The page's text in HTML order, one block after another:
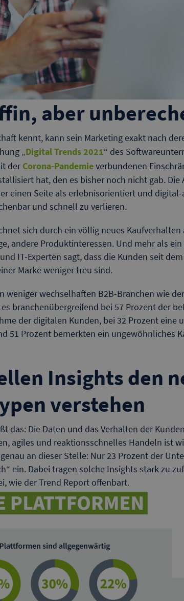
aber
kennt, kann sein Marketing exakt nach
„Digital Trends 2021“ des
der Corona-Pandemieverbundenen
hat, den es bisher noch nicht gab. Die
einen Seite als erlebnisorientiert und
und schnell zu verlieren.
sich durch ein völlig neues Kaufverhalten
andere Produktinteressen. Und mehr als
IT-Experten sagt, dass die Kunden seit
Marke weniger treu sind.
weniger wechselhaften B2B-Branchen wie
branchenübergreifend bei 57 Prozent der
der digitalen Kunden, bei 32 Prozent eine
51 Prozent bemerkten ein ungewöhnliches
Insights den
verstehen
das: Die Daten und das Verhalten der
agiles und reaktionsschnelles Handeln ist
an dieser Stelle: Nur 23 Prozent der
ein. Dabei tragen solche Insights stark zu
wie der Trend Report offenbart.